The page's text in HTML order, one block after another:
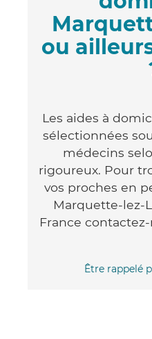
ou
Les aides à
sélectionnées
médecins
rigoureux. Pour
vos proches en
Marquette-lez-
France
Être rappelé